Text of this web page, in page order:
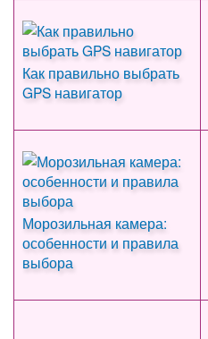
Как правильно выбрать
GPS навигатор
Морозильная камера:
особенности и правила
выбора